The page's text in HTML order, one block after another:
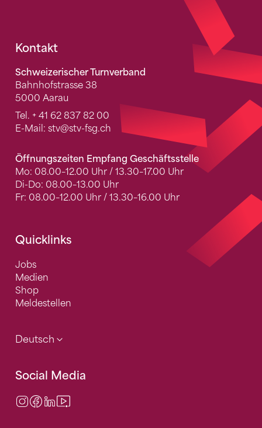
Fusszeile
Kontakt
Schweizerischer Turnverband
Bahnhofstrasse 38
5000 Aarau
Tel. + 41 62 837 82 00
E-Mail: stv@stv-fsg.ch
Öffnungszeiten Empfang Geschäftsstelle
Mo: 08.00–12.00 Uhr / 13.30–17.00 Uhr
Di-Do: 08.00–13.00 Uhr
Fr: 08.00–12.00 Uhr / 13.30–16.00 Uhr
Quicklinks
Jobs
Medien
Shop
Meldestellen
Deutsch
Social Media
Instagram
Facebook
LinkedIn